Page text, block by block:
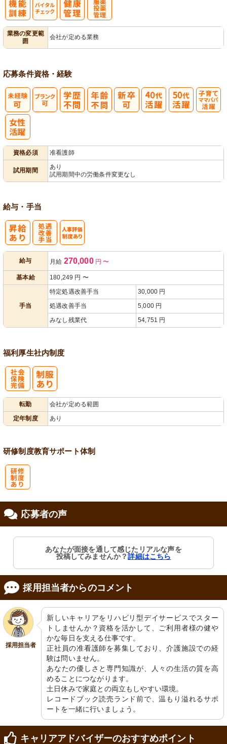
業務の変更範
囲
会社が定める業務
応募条件資格・経験
資格必須 准看護師
試用期間
あり
試用期間中の労働条件変更なし
給与・手当
給与 月給 270,000円〜
基本給 180,249 円 〜
手当
特定処遇改善手当
30,000 円
処遇改善手当
5,000 円
みなし残業代
54,751 円
福利厚生社内制度
転勤
会社が定める範囲
定年制度
あり
研修制度教育サポート体制
応募者の声
あなたが面接を通して感じたリアルな声を
投稿してみませんか？詳細はこちら
採用担当者からのコメント
採用担当者
新しいキャリアをリハビリ型デイサービスでスター
トしませんか？資格を活かして、ご利用者様の健や
かな毎日を支える仕事です。
正社員の准看護師を募集しており、介護施設での経
験は問いません。
あなたの優しさと専門知識が、人々の生活の質を高
めることにつながります。
土日休みで家庭との両立もしやすい環境。
レコードブック読売ランド前で、温もり溢れるサポ
ートを一緒に行いましょう。
キャリアアドバイザーのおすすめポイント